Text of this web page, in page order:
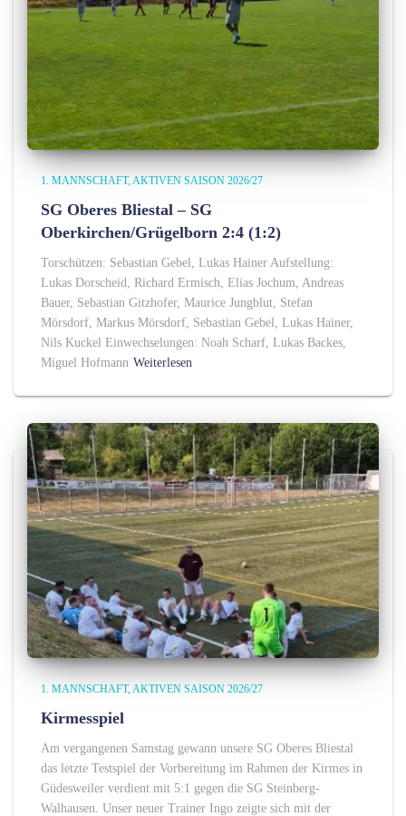
1. MANNSCHAFT AKTIVEN SAISON 2026/27
SG Oberes Bliestal – SG
Oberkirchen/Grügelborn 2:4 (1:2)
Torschützen: Sebastian Gebel, Lukas Hainer Aufstellung:
Lukas Dorscheid, Richard Ermisch, Elias Jochum, Andreas
Bauer, Sebastian Gitzhofer, Maurice Jungblut, Stefan
Mörsdorf, Markus Mörsdorf, Sebastian Gebel, Lukas Hainer,
Nils Kuckel Einwechselungen: Noah Scharf, Lukas Backes,
Miguel Hofmann Weiterlesen
1. MANNSCHAFT AKTIVEN SAISON 2026/27
Kirmesspiel
Am vergangenen Samstag gewann unsere SG Oberes Bliestal
das letzte Testspiel der Vorbereitung im Rahmen der Kirmes in
Güdesweiler verdient mit 5:1 gegen die SG Steinberg-
Walhausen. Unser neuer Trainer Ingo zeigte sich mit der